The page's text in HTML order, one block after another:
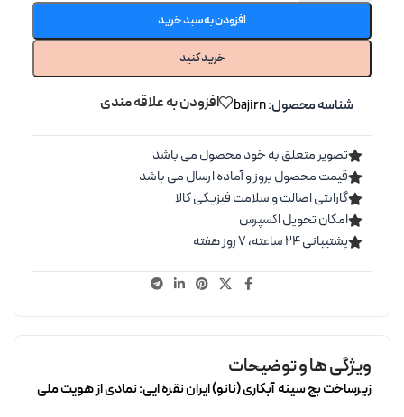
افزودن به سبد خرید
خرید کنید
شناسه محصول:bajirn افزودن به علاقه مندی
تصویر متعلق به خود محصول می باشد
قیمت محصول بروز و آماده ارسال می باشد
گارانتی اصالت و سلامت فیزیکی کالا
امکان تحویل اکسپرس
پشتیبانی ۲۴ ساعته، ۷ روز هفته
ویژگی ها و توضیحات
زیرساخت بج سینه آبکاری (نانو) ایران نقره ایی: نمادی از هویت ملی